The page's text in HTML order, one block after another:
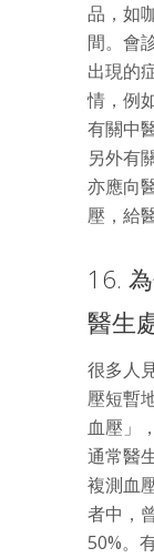
品，如
間。會
出現的
情，例
有關中
另外有
亦應向
壓，給
16.
醫生
很多人
壓短暫
血壓」
通常醫
複測血
者中，
50%。